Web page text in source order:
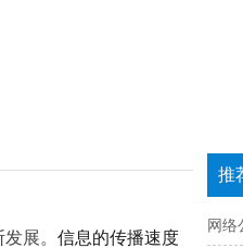
展。 信息的传播速度
推
网络